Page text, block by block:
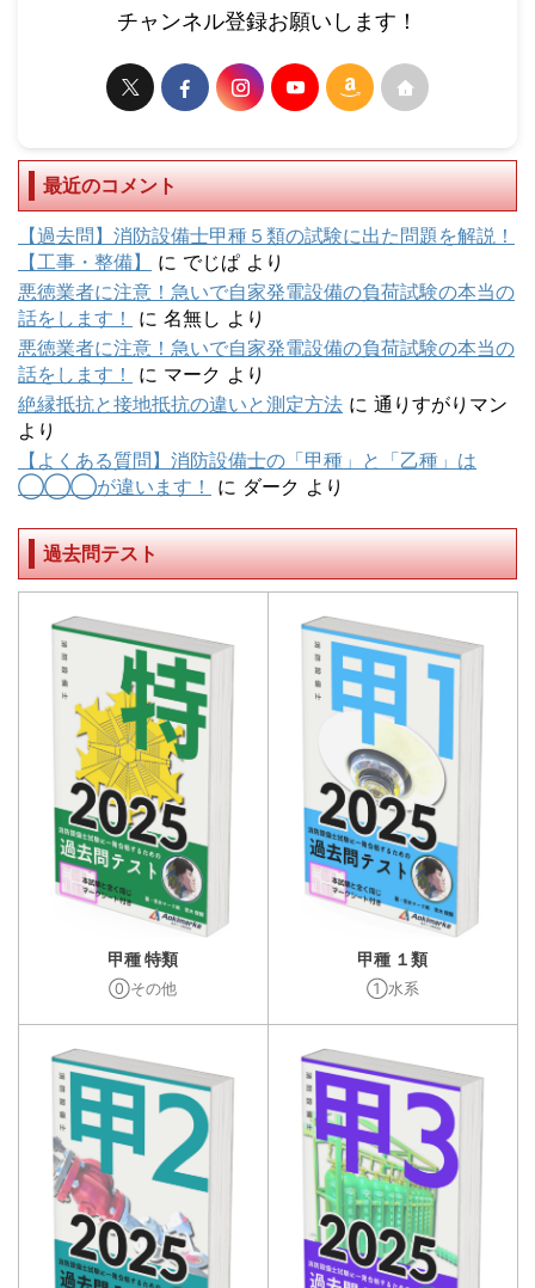
チャンネル登録お願いします！
最近のコメント
【過去問】消防設備士甲種５類の試験に出た問題を解説！
【工事・整備】
に でじぱ より
悪徳業者に注意！急いで自家発電設備の負荷試験の本当の
話をします！
に 名無し より
悪徳業者に注意！急いで自家発電設備の負荷試験の本当の
話をします！
に マーク より
絶縁抵抗と接地抵抗の違いと測定方法 に 通りすがりマン
より
【よくある質問】消防設備士の「甲種」と「乙種」は
◯◯◯が違います！
に ダーク より
過去問テスト
甲種 特類
⓪その他
甲種 １類
①水系